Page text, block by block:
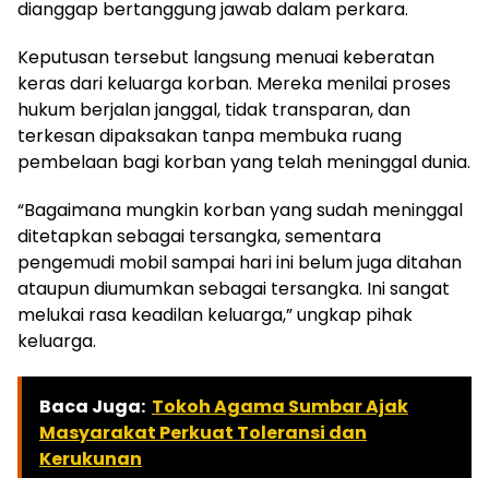
dianggap bertanggung jawab dalam perkara.
Keputusan tersebut langsung menuai keberatan
keras dari keluarga korban. Mereka menilai proses
hukum berjalan janggal, tidak transparan, dan
terkesan dipaksakan tanpa membuka ruang
pembelaan bagi korban yang telah meninggal dunia.
“Bagaimana mungkin korban yang sudah meninggal
ditetapkan sebagai tersangka, sementara
pengemudi mobil sampai hari ini belum juga ditahan
ataupun diumumkan sebagai tersangka. Ini sangat
melukai rasa keadilan keluarga,” ungkap pihak
keluarga.
Baca Juga: Tokoh Agama Sumbar Ajak
Masyarakat Perkuat Toleransi dan
Kerukunan